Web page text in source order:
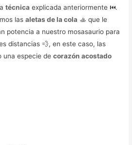
técnica explicada anteriormente ⏮️.
lasaletas de la cola 🚣 que le
potencia a nuestro mosasaurio para
distancias 💨, en este caso, las
una especie decorazón acostado